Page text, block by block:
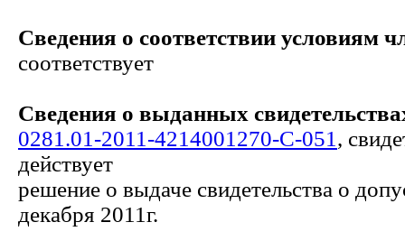
Сведения о соответствии условиям
соответствует
Сведения о выданных
0281.01-2011-4214001270-С-051 ,
действует
решение о выдаче свидетельства о
декабря 2011г.